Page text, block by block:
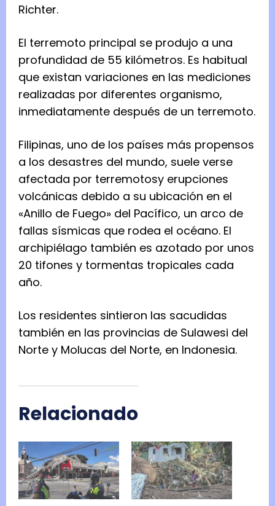
Richter.
El terremoto principal se produjo a una
profundidad de 55 kilómetros. Es habitual
que existan variaciones en las mediciones
realizadas por diferentes organismo,
inmediatamente después de un terremoto.
Filipinas, uno de los países más propensos
a los desastres del mundo, suele verse
afectada por terremotosy erupciones
volcánicas debido a su ubicación en el
«Anillo de Fuego» del Pacífico, un arco de
fallas sísmicas que rodea el océano. El
archipiélago también es azotado por unos
20 tifones y tormentas tropicales cada
año.
Los residentes sintieron las sacudidas
también en las provincias de Sulawesi del
Norte y Molucas del Norte, en Indonesia.
Relacionado